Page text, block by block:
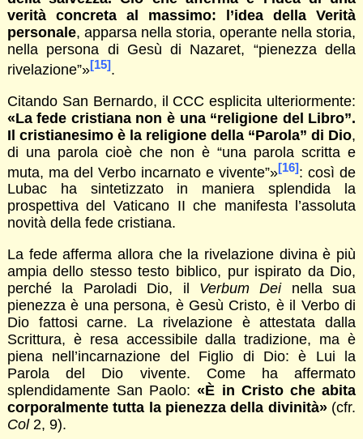
verità concreta al massimo: l’idea della Verità
personale, apparsa nella storia, operante nella storia,
nella persona di Gesù di Nazaret, “pienezza della
rivelazione”»[15].
Citando San Bernardo, il CCC esplicita ulteriormente:
«La fede cristiana non è una “religione del Libro”.
Il cristianesimo è la religione della “Parola” di Dio,
di una parola cioè che non è “una parola scritta e
muta, ma del Verbo incarnato e vivente”»[16]: così de
Lubac ha sintetizzato in maniera splendida la
prospettiva del Vaticano II che manifesta l’assoluta
novità della fede cristiana.
La fede afferma allora che la rivelazione divina è più
ampia dello stesso testo biblico, pur ispirato da Dio,
perché la Paroladi Dio, il Verbum Deinella sua
pienezza è una persona, è Gesù Cristo, è il Verbo di
Dio fattosi carne. La rivelazione è attestata dalla
Scrittura, è resa accessibile dalla tradizione, ma è
piena nell’incarnazione del Figlio di Dio: è Lui la
Parola del Dio vivente. Come ha affermato
splendidamente San Paolo:«È in Cristo che abita
corporalmente tutta la pienezza della divinità»(cfr.
Col2, 9).